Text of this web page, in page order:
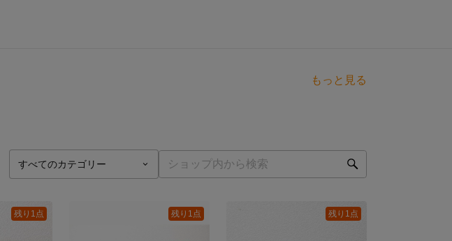
もっと見る
残り1点 残り1点 残り1点